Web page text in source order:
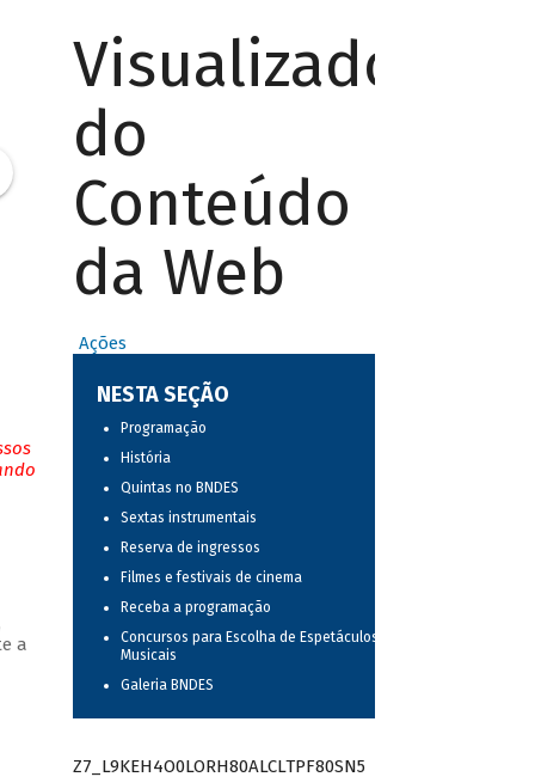
a
Visualizador
do
Conteúdo
da Web
Ações
NESTA SEÇÃO
Programação
História
Quintas no BNDES
Sextas instrumentais
Reserva de ingressos
Filmes e festivais de cinema
Receba a programação
Concursos para Escolha de Espetáculos
Musicais
Galeria BNDES
Z7_L9KEH4O0LORH80ALCLTPF80SN5